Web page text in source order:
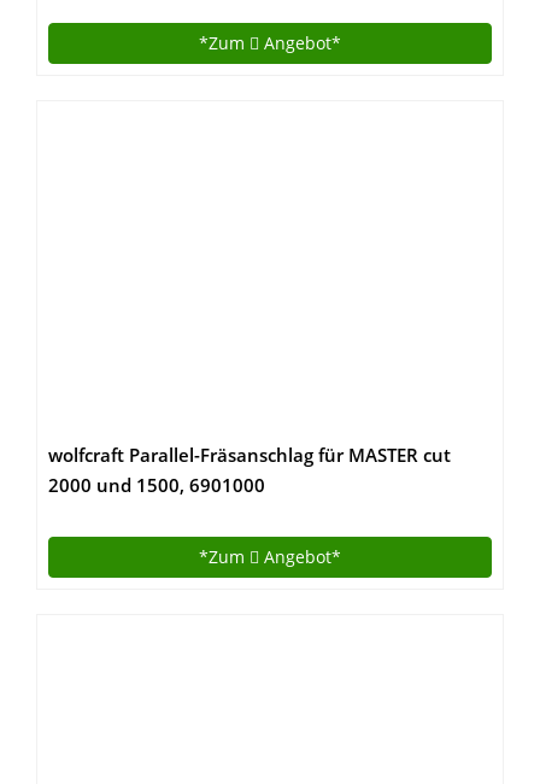
*Zum Angebot*
wolfcraft Parallel-Fräsanschlag für MASTER cut
2000 und 1500, 6901000
*Zum Angebot*